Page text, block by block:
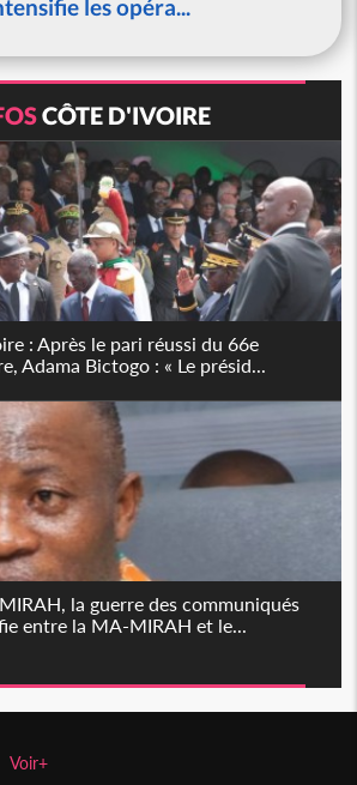
les opéra...
CÔTE D'IVOIRE
: Après le pari réussi du 66e
Adama Bictogo : « Le présid...
la guerre des communiqués
entre la MA-MIRAH et le...
Voir+